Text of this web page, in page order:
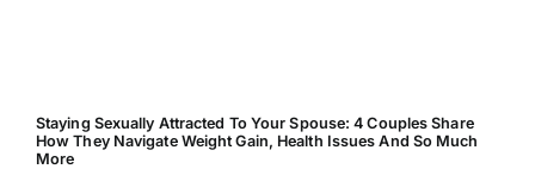
Staying Sexually Attracted To Your Spouse: 4 Couples Share
How They Navigate Weight Gain, Health Issues And So Much
More